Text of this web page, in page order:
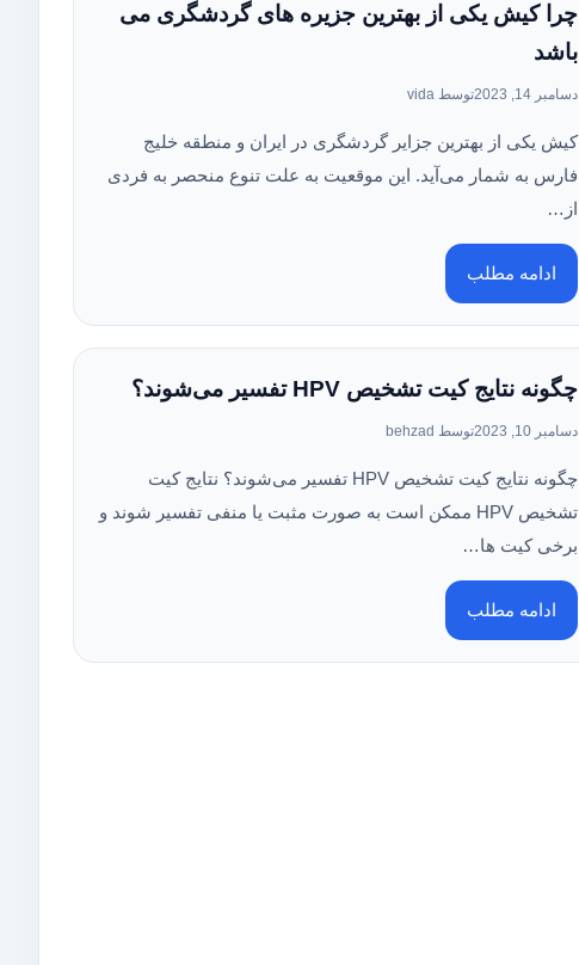
چرا کیش یکی از بهترین جزیره های گردشگری می
باشد
دسامبر 14, 2023 توسط vida
کیش یکی از بهترین جزایر گردشگری در ایران و منطقه خلیج
فارس به شمار می‌آید. این موقعیت به علت تنوع منحصر به فردی
از…
ادامه مطلب
چگونه نتایج کیت تشخیص HPV تفسیر می‌شوند؟
دسامبر 10, 2023 توسط behzad
چگونه نتایج کیت تشخیص HPV تفسیر می‌شوند؟ نتایج کیت
تشخیص HPV ممکن است به صورت مثبت یا منفی تفسیر شوند و
برخی کیت‌ ها…
ادامه مطلب